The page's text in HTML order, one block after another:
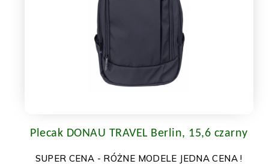
Plecak DONAU TRAVEL Berlin, 15,6 czarny
SUPER CENA - RÓŻNE MODELE JEDNA CENA !